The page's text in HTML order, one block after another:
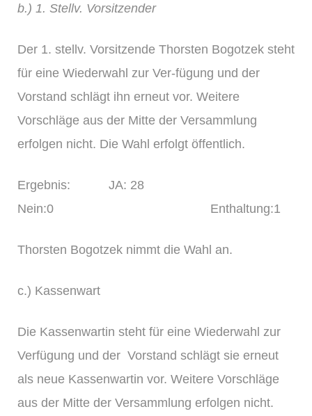
b.) 1. Stellv. Vorsitzender
Der 1. stellv. Vorsitzende Thorsten Bogotzek steht
für eine Wiederwahl zur Ver-fügung und der
Vorstand schlägt ihn erneut vor. Weitere
Vorschläge aus der Mitte der Versammlung
erfolgen nicht. Die Wahl erfolgt öffentlich.
Ergebnis: JA: 28
Nein:0 Enthaltung:1
Thorsten Bogotzek nimmt die Wahl an.
c.) Kassenwart
Die Kassenwartin steht für eine Wiederwahl zur
Verfügung und der Vorstand schlägt sie erneut
als neue Kassenwartin vor. Weitere Vorschläge
aus der Mitte der Versammlung erfolgen nicht.